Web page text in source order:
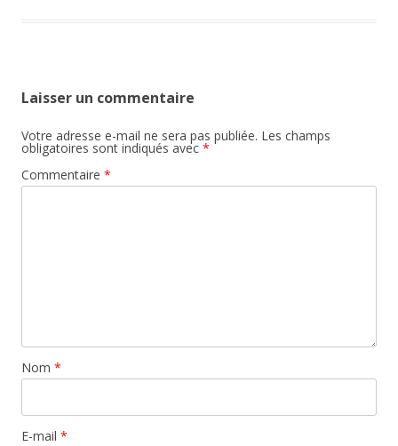
Laisser un commentaire
Votre adresse e-mail ne sera pas publiée. Les champs
obligatoires sont indiqués avec *
Commentaire *
Nom *
E-mail *